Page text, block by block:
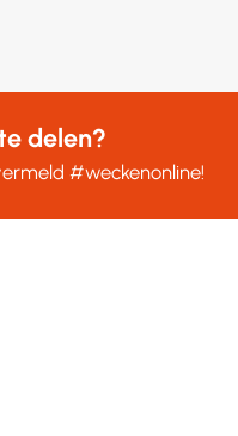
delen?
#weckenonline!